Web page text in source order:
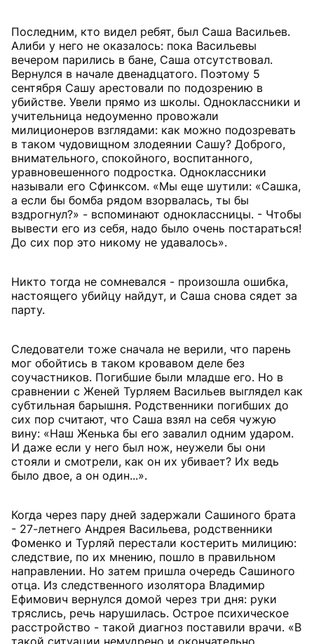
Последним, кто видел ребят, был Саша Васильев.
Алиби у него не оказалось: пока Васильевы
вечером парились в бане, Саша отсутствовал.
Вернулся в начале двенадцатого. Поэтому 5
сентября Сашу арестовали по подозрению в
убийстве. Увели прямо из школы. Одноклассники и
учительница недоуменно провожали
милиционеров взглядами: как можно подозревать
в таком чудовищном злодеянии Сашу? Доброго,
внимательного, спокойного, воспитанного,
уравновешенного подростка. Одноклассники
называли его Сфинксом. «Мы еще шутили: «Сашка,
а если бы бомба рядом взорвалась, ты бы
вздрогнул?» - вспоминают одноклассницы. - Чтобы
вывести его из себя, надо было очень постараться!
До сих пор это никому не удавалось».
Никто тогда не сомневался - произошла ошибка,
настоящего убийцу найдут, и Саша снова сядет за
парту.
Следователи тоже сначала не верили, что парень
мог обойтись в таком кровавом деле без
соучастников. Погибшие были младше его. Но в
сравнении с Женей Турляем Васильев выглядел как
субтильная барышня. Родственники погибших до
сих пор считают, что Саша взял на себя чужую
вину: «Наш Женька бы его завалил одним ударом.
И даже если у него был нож, неужели бы они
стояли и смотрели, как он их убивает? Их ведь
было двое, а он один...».
Когда через пару дней задержали Cашиного брата
- 27-летнего Андрея Васильева, родственники
Фоменко и Турляй перестали костерить милицию:
следствие, по их мнению, пошло в правильном
направлении. Но затем пришла очередь Сашиного
отца. Из следственного изолятора Владимир
Ефимович вернулся домой через три дня: руки
тряслись, речь нарушилась. Острое психическое
расстройство - такой диагноз поставили врачи. «В
такой ситуации немудрено и окончательно